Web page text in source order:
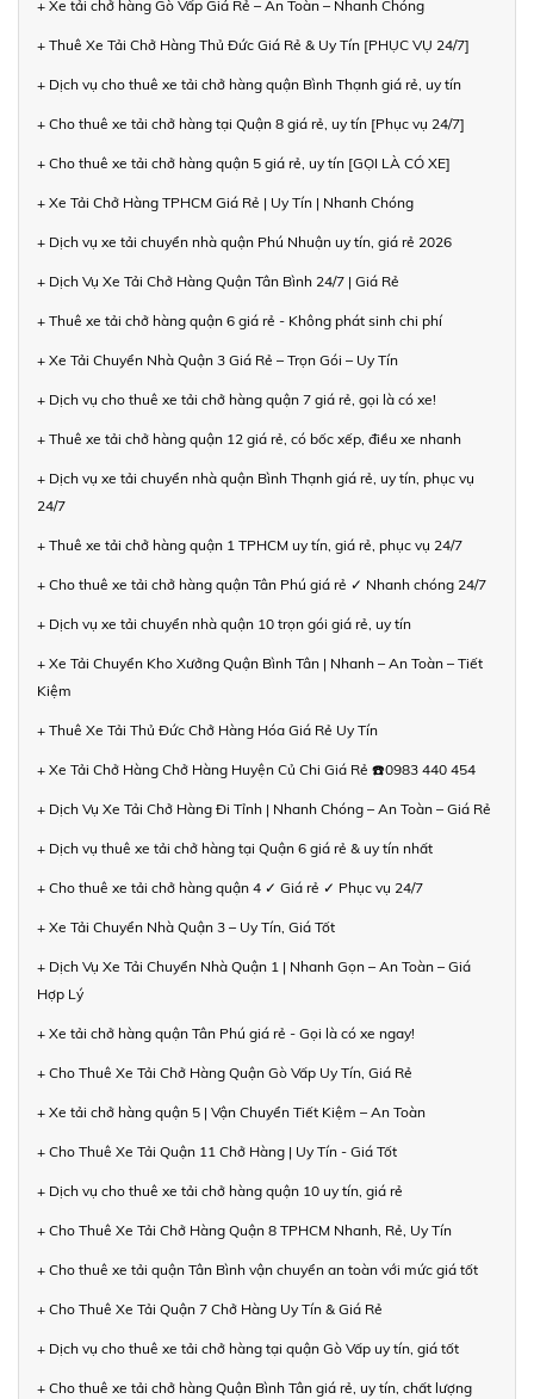
+ Xe tải chở hàng Gò Vấp Giá Rẻ – An Toàn – Nhanh Chóng
+ Thuê Xe Tải Chở Hàng Thủ Đức Giá Rẻ & Uy Tín [PHỤC VỤ 24/7]
+ Dịch vụ cho thuê xe tải chở hàng quận Bình Thạnh giá rẻ, uy tín
+ Cho thuê xe tải chở hàng tại Quận 8 giá rẻ, uy tín [Phục vụ 24/7]
+ Cho thuê xe tải chở hàng quận 5 giá rẻ, uy tín [GỌI LÀ CÓ XE]
+ Xe Tải Chở Hàng TPHCM Giá Rẻ | Uy Tín | Nhanh Chóng
+ Dịch vụ xe tải chuyển nhà quận Phú Nhuận uy tín, giá rẻ 2026
+ Dịch Vụ Xe Tải Chở Hàng Quận Tân Bình 24/7 | Giá Rẻ
+ Thuê xe tải chở hàng quận 6 giá rẻ - Không phát sinh chi phí
+ Xe Tải Chuyển Nhà Quận 3 Giá Rẻ – Trọn Gói – Uy Tín
+ Dịch vụ cho thuê xe tải chở hàng quận 7 giá rẻ, gọi là có xe!
+ Thuê xe tải chở hàng quận 12 giá rẻ, có bốc xếp, điều xe nhanh
+ Dịch vụ xe tải chuyển nhà quận Bình Thạnh giá rẻ, uy tín, phục vụ
24/7
+ Thuê xe tải chở hàng quận 1 TPHCM uy tín, giá rẻ, phục vụ 24/7
+ Cho thuê xe tải chở hàng quận Tân Phú giá rẻ ✓ Nhanh chóng 24/7
+ Dịch vụ xe tải chuyển nhà quận 10 trọn gói giá rẻ, uy tín
+ Xe Tải Chuyển Kho Xưởng Quận Bình Tân | Nhanh – An Toàn – Tiết
Kiệm
+ Thuê Xe Tải Thủ Đức Chở Hàng Hóa Giá Rẻ Uy Tín
+ Xe Tải Chở Hàng Chở Hàng Huyện Củ Chi Giá Rẻ ☎️0983 440 454
+ Dịch Vụ Xe Tải Chở Hàng Đi Tỉnh | Nhanh Chóng – An Toàn – Giá Rẻ
+ Dịch vụ thuê xe tải chở hàng tại Quận 6 giá rẻ & uy tín nhất
+ Cho thuê xe tải chở hàng quận 4 ✓ Giá rẻ ✓ Phục vụ 24/7
+ Xe Tải Chuyển Nhà Quận 3 – Uy Tín, Giá Tốt
+ Dịch Vụ Xe Tải Chuyển Nhà Quận 1 | Nhanh Gọn – An Toàn – Giá
Hợp Lý
+ Xe tải chở hàng quận Tân Phú giá rẻ - Gọi là có xe ngay!
+ Cho Thuê Xe Tải Chở Hàng Quận Gò Vấp Uy Tín, Giá Rẻ
+ Xe tải chở hàng quận 5 | Vận Chuyển Tiết Kiệm – An Toàn
+ Cho Thuê Xe Tải Quận 11 Chở Hàng | Uy Tín - Giá Tốt
+ Dịch vụ cho thuê xe tải chở hàng quận 10 uy tín, giá rẻ
+ Cho Thuê Xe Tải Chở Hàng Quận 8 TPHCM Nhanh, Rẻ, Uy Tín
+ Cho thuê xe tải quận Tân Bình vận chuyển an toàn với mức giá tốt
+ Cho Thuê Xe Tải Quận 7 Chở Hàng Uy Tín & Giá Rẻ
+ Dịch vụ cho thuê xe tải chở hàng tại quận Gò Vấp uy tín, giá tốt
+ Cho thuê xe tải chở hàng Quận Bình Tân giá rẻ, uy tín, chất lượng